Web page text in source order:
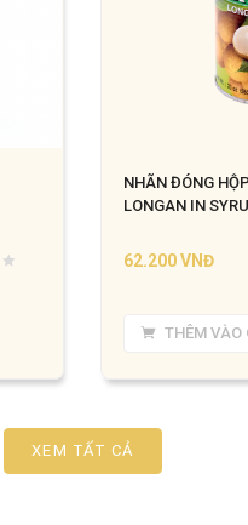
NHÃN ĐÓNG
LONGAN IN
62.200VNĐ
THÊM VÀO
XEM TẤT CẢ